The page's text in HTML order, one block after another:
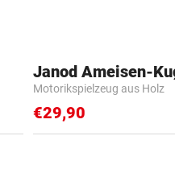
Janod Ameisen-
Motorikspielzeug aus Holz
€29,90